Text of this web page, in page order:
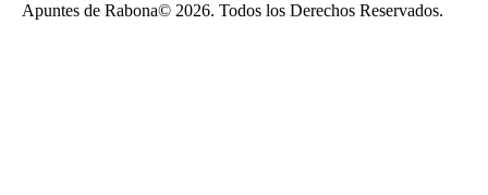
Apuntes de Rabona© 2026. Todos los Derechos Reservados.